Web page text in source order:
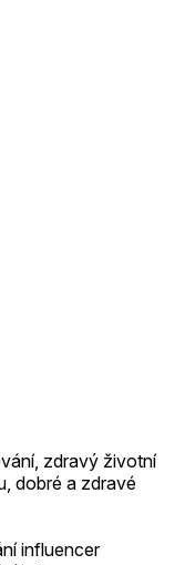
zdravý životní
dobré a zdravé